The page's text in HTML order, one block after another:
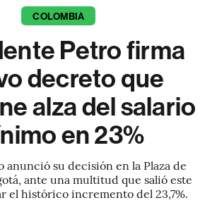
COLOMBIA
Petro firma
decreto que
alza del salario
en 23%
anunció su decisión en la Plaza de
ante una multitud que salió este
el histórico incremento del 23,7%.